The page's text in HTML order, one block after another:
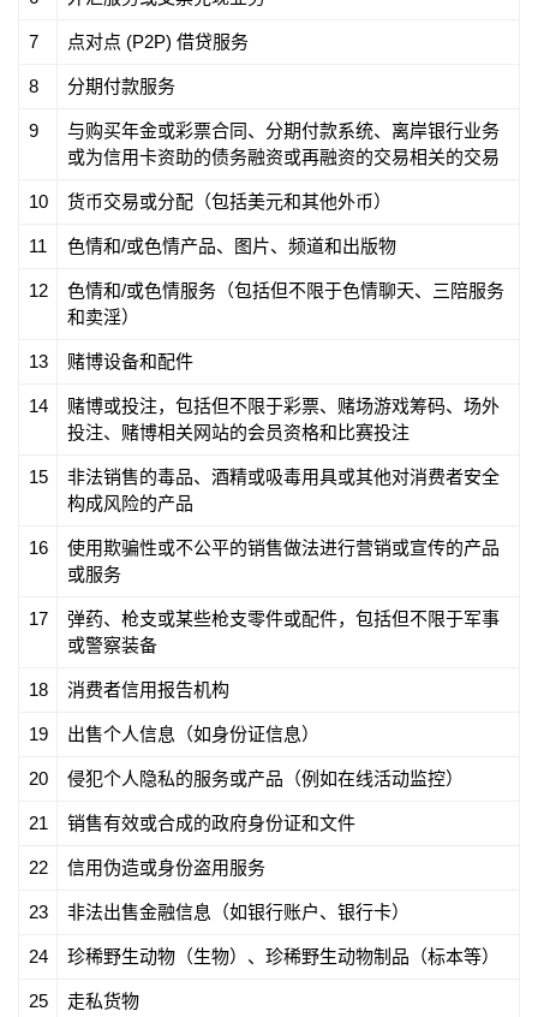
7 点对点 (P2P) 借贷服务
8 分期付款服务
9
与购买年金或彩票合同、分期付款系统、离岸银行业务
或为信用卡资助的债务融资或再融资的交易相关的交易
10 货币交易或分配（包括美元和其他外币）
11 色情和/或色情产品、图片、频道和出版物
12
色情和/或色情服务（包括但不限于色情聊天、三陪服务
和卖淫）
13 赌博设备和配件
14
赌博或投注，包括但不限于彩票、赌场游戏筹码、场外
投注、赌博相关网站的会员资格和比赛投注
15
非法销售的毒品、酒精或吸毒用具或其他对消费者安全
构成风险的产品
16
使用欺骗性或不公平的销售做法进行营销或宣传的产品
或服务
17
弹药、枪支或某些枪支零件或配件，包括但不限于军事
或警察装备
18 消费者信用报告机构
19 出售个人信息（如身份证信息）
20 侵犯个人隐私的服务或产品（例如在线活动监控）
21 销售有效或合成的政府身份证和文件
22 信用伪造或身份盗用服务
23 非法出售金融信息（如银行账户、银行卡）
24 珍稀野生动物（生物）、珍稀野生动物制品（标本等）
25 走私货物